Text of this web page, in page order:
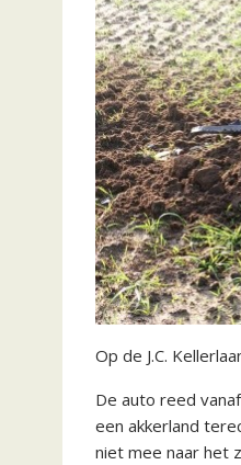
Op de J.C.
De auto reed
een akkerland
niet mee naar het